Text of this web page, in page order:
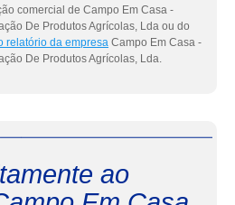
comercial de Campo Em Casa -
De Produtos Agrícolas, Lda ou do
relatório da empresa Campo Em Casa -
De Produtos Agrícolas, Lda.
ao